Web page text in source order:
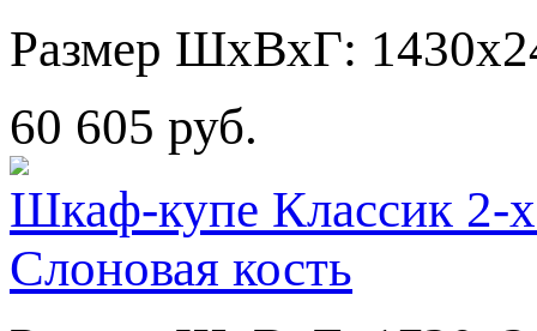
Размер ШхВхГ:
60 605 руб.
Шкаф-купе Классик 2-
Слоновая кость